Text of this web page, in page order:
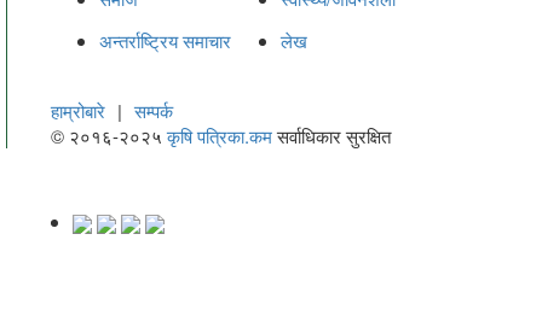
अन्तर्राष्ट्रिय समाचार
लेख
हाम्रोबारे | सम्पर्क
© २०१६-२०२५कृषि पत्रिका.कमसर्वाधिकार सुरक्षित